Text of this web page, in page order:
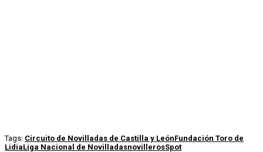
Tags: Circuito de Novilladas de Castilla y LeónFundación Toro de
LidiaLiga Nacional de NovilladasnovillerosSpot